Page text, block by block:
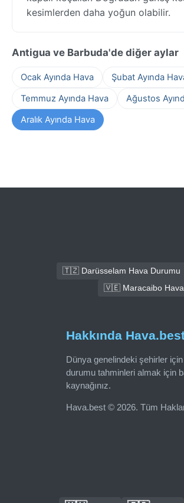
kesimlerden daha yoğun olabilir.
Antigua ve Barbuda'de diğer aylar
Ocak Ayında Hava Şubat Ayında
Temmuz Ayında Hava
Ağustos
Aralık Ayında Hava
🇹🇿 Darüsselam Hava Durumu
🇻🇪 Maracaibo Hava
Hakkında
Dünya genelindeki şehirler
durumu tahminleri almak için
kaynağınız.
Hava.best © 2026. Tüm